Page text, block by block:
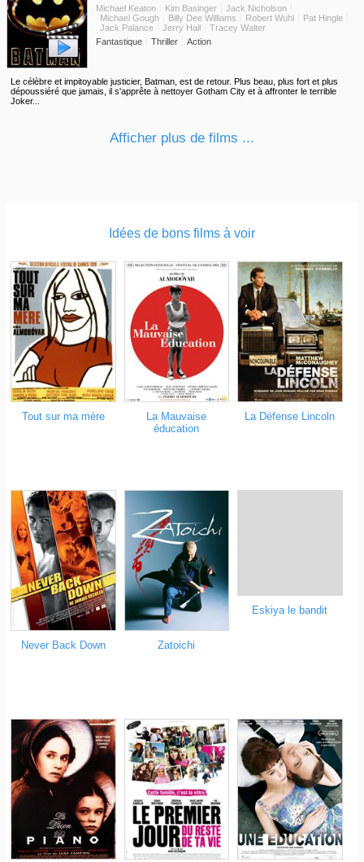
Michael Keaton
Kim Basinger
Jack Nicholson
Michael Gough
Billy Dee Williams Robert Wuhl
Pat Hingle
Jack Palance
Jerry Hall
Tracey Walter
Fantastique
Thriller Action
Le célèbre et impitoyable justicier, Batman, est de retour. Plus beau, plus fort et plus
dépoussiéré que jamais, il s'apprête à nettoyer Gotham City et à affronter le terrible
Joker...
Afficher plus de films ...
Idées de bons films à voir
Tout sur ma mère
La Mauvaise
éducation
La Défense Lincoln
Never Back Down Zatoichi
Eskiya le bandit